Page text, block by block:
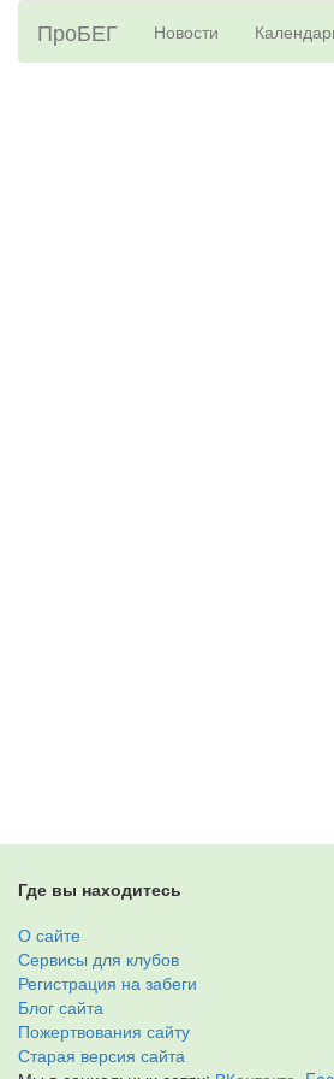
ПроБЕГ Новости
Где вы находитесь
О сайте
Сервисы для клубов
Регистрация на забеги
Блог сайта
Пожертвования сайту
Старая версия сайта